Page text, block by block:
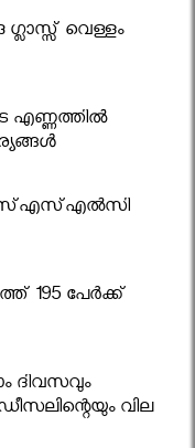
വെള്ളം
എണ്ണത്തിൽ
എസ്എസ്എല്‍സി
195 പേര്‍ക്ക്
ദിവസവും
ഡീസലിന്റെയും വില